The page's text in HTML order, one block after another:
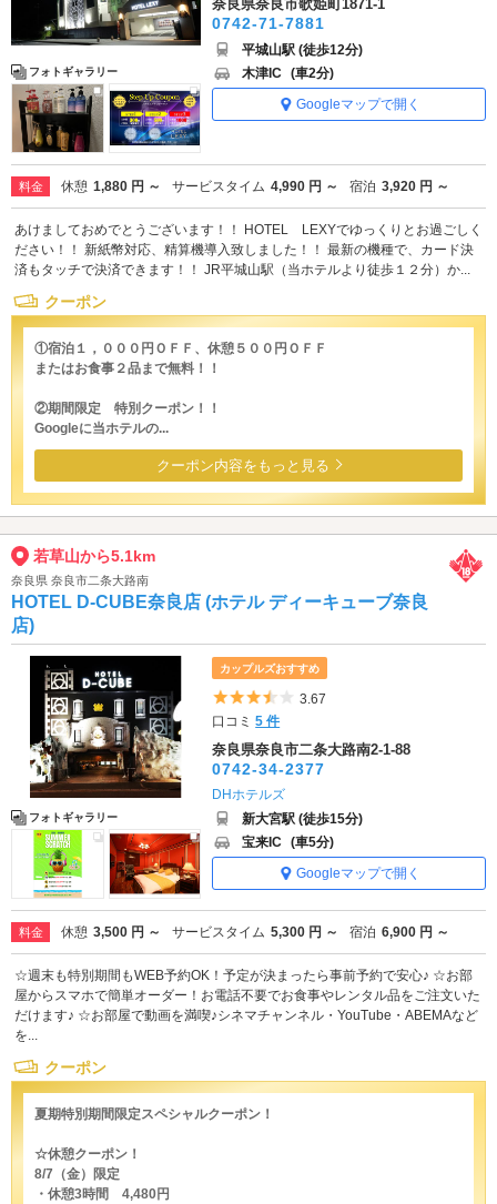
フォトギャラリー
奈良県奈良市歌姫町1871-1
0742-71-7881
平城山駅 (徒歩12分)
木津IC (車2分)
Googleマップで開く
料金 休憩 1,880 円 ～ サービスタイム 4,990 円 ～ 宿泊 3,920 円 ～
あけましておめでとうございます！！ HOTEL LEXYでゆっくりとお過ごしく
ださい！！ 新紙幣対応、精算機導入致しました！！ 最新の機種で、カード決
済もタッチで決済できます！！ JR平城山駅（当ホテルより徒歩１２分）か...
クーポン
①宿泊１，０００円ＯＦＦ、休憩５００円ＯＦＦ
またはお食事２品まで無料！！
②期間限定 特別クーポン！！
Googleに当ホテルの...
クーポン内容をもっと見る
若草山から5.1km
奈良県 奈良市二条大路南
HOTEL D-CUBE奈良店 (ホテル ディーキューブ奈良
店)
フォトギャラリー
カップルズおすすめ
5つ星のうち3.5
3.67
口コミ5 件
奈良県奈良市二条大路南2-1-88
0742-34-2377
DHホテルズ
新大宮駅 (徒歩15分)
宝来IC (車5分)
Googleマップで開く
料金 休憩 3,500 円 ～ サービスタイム 5,300 円 ～ 宿泊 6,900 円 ～
☆週末も特別期間もWEB予約OK！予定が決まったら事前予約で安心♪ ☆お部
屋からスマホで簡単オーダー！お電話不要でお食事やレンタル品をご注文いた
だけます♪ ☆お部屋で動画を満喫♪シネマチャンネル・YouTube・ABEMAなど
を...
クーポン
夏期特別期間限定スペシャルクーポン！
☆休憩クーポン！
8/7（金）限定
・休憩3時間 4,480円